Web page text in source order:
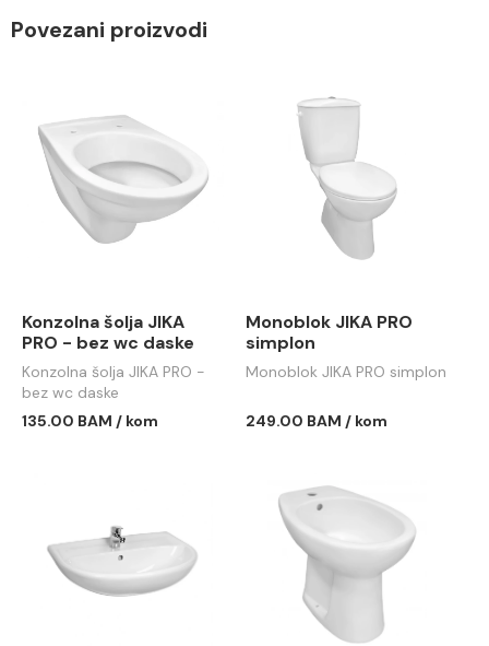
Povezani proizvodi
Konzolna šolja JIKA
PRO - bez wc daske
Konzolna šolja JIKA PRO -
bez wc daske
135.00 BAM / kom
Monoblok JIKA PRO
simplon
Monoblok JIKA PRO simplon
249.00 BAM / kom